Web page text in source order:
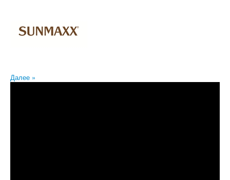
Далее »